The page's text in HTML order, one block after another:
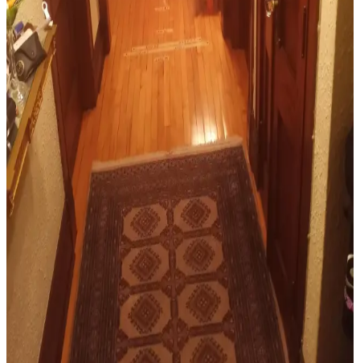
Yemek Odası Dekorasyonunda Halı ve Aksesuar
Seçimi İçin Pratik İpuçları
Yemek odasında halı seçimi, boyut, renk ve malzeme uyumu ile
aksesuar düzenlemesi dekorasyonun estetik ve fonksiyonel yönlerini
belirler. Doğru seçimler mekâna konfor ve görsel denge katar.
Resmi Oturma Odalarında Halı Seçimi: Estetik ve
Fonksiyonellik İçin Doğru Tercihler
Resmi oturma odalarında halı seçimi, mekânın estetiği ve
fonksiyonelliği için önemlidir. Beyaz ve nötr zeminlerde sıcaklık
katan, klasik ve kaliteli halılar tercih edilmelidir.
Yemek Odası Halısı Seçiminde Tasarım, Boyut ve
Malzeme Kriterleri
Yemek odasında halı seçimi, boyut, renk, malzeme ve tasarım
uyumu gibi faktörlerle mekanın fonksiyonelliğini ve estetiğini
etkiler. Kullanıcı tercihleri de seçimde önemli rol oynar.
Koridor Halısı Seçiminde Doğru Uzunluk ve
Genişlik Ölçütleriyle Estetik ve Fonksiyonellik